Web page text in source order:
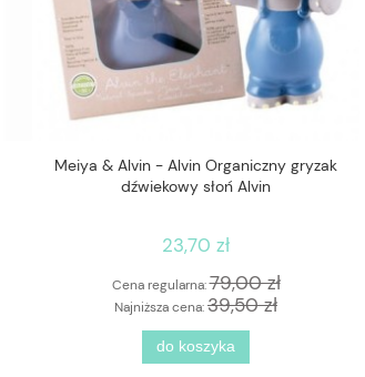
Meiya & Alvin - Alvin Organiczny gryzak
dźwiekowy słoń Alvin
23,70 zł
Cena regularna:79,00 zł
Najniższa cena:39,50 zł
do koszyka